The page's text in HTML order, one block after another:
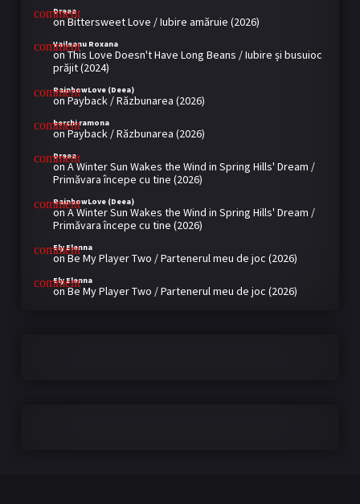
Dreea
onBittersweet Love / Iubire amăruie (2026)
Vaileanu Roxana
onThis Love Doesn't Have Long Beans / Iubire și busuioc
prăjit (2024)
RainbowLove (Deea)
onPayback / Răzbunarea (2026)
berchi ramona
onPayback / Răzbunarea (2026)
Dreea
onA Winter Sun Wakes the Wind in Spring Hills' Dream /
Primăvara începe cu tine (2026)
RainbowLove (Deea)
onA Winter Sun Wakes the Wind in Spring Hills' Dream /
Primăvara începe cu tine (2026)
Ely Elenna
onBe My Player Two / Partenerul meu de joc (2026)
Ely Elenna
onBe My Player Two / Partenerul meu de joc (2026)